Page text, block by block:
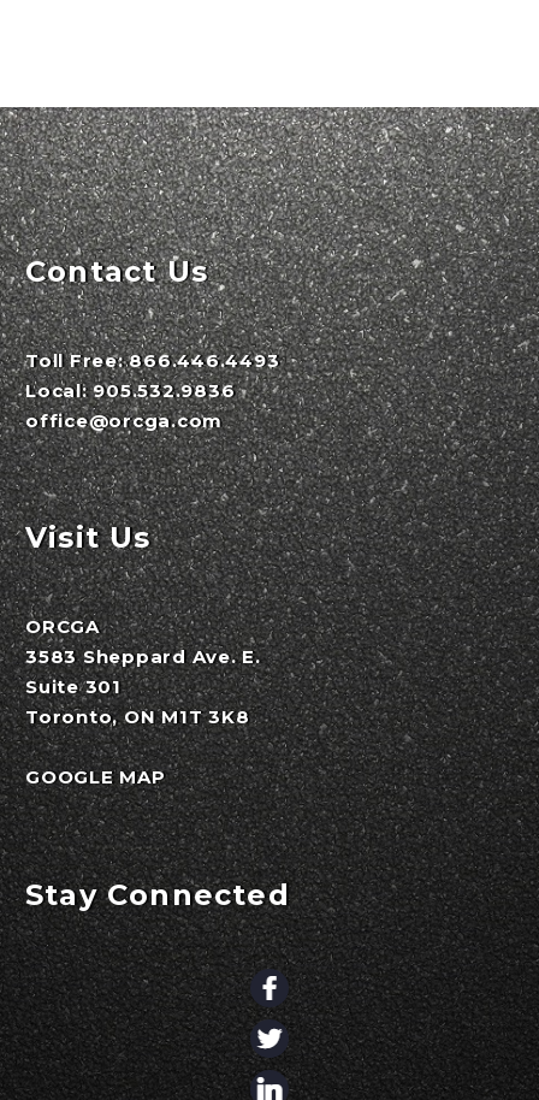
Contact Us
Toll Free:866.446.4493
Local:905.532.9836
office@orcga.com
Visit Us
ORCGA
3583 Sheppard Ave. E.
Suite 301
Toronto, ON M1T 3K8
GOOGLE MAP
Stay Connected